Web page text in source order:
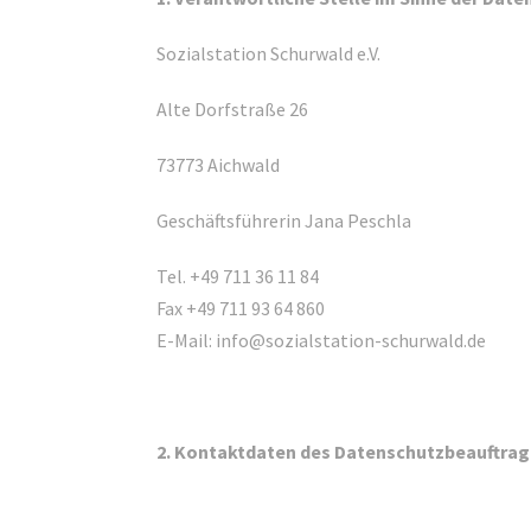
Sozialstation Schurwald e.V.
Alte Dorfstraße 26
73773 Aichwald
Geschäftsführerin Jana Peschla
Tel. +49 711 36 11 84
Fax +49 711 93 64 860
E-Mail: info@sozialstation-schurwald.de
2. Kontaktdaten des